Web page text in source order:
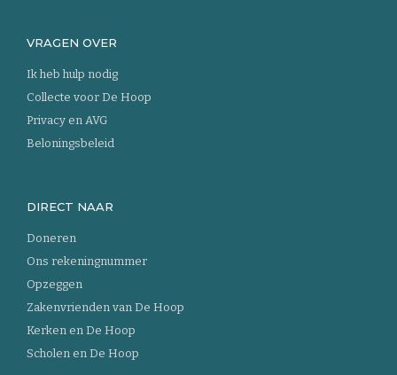
VRAGEN OVER
Ik heb hulp nodig
Collecte voor De Hoop
Privacy en AVG
Beloningsbeleid
DIRECT NAAR
Doneren
Ons rekeningnummer
Opzeggen
Zakenvrienden van De Hoop
Kerken en De Hoop
Scholen en De Hoop